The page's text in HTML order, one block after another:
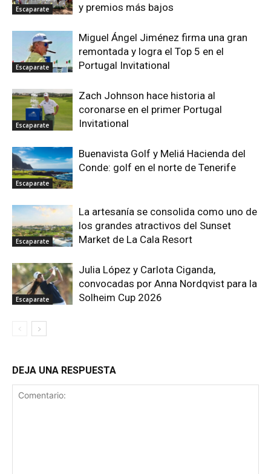
Escaparate
y premios más bajos
Escaparate
Miguel Ángel Jiménez firma una gran
remontada y logra el Top 5 en el
Portugal Invitational
Escaparate
Zach Johnson hace historia al
coronarse en el primer Portugal
Invitational
Escaparate
Buenavista Golf y Meliá Hacienda del
Conde: golf en el norte de Tenerife
Escaparate
La artesanía se consolida como uno de
los grandes atractivos del Sunset
Market de La Cala Resort
Escaparate
Julia López y Carlota Ciganda,
convocadas por Anna Nordqvist para la
Solheim Cup 2026
DEJA UNA RESPUESTA